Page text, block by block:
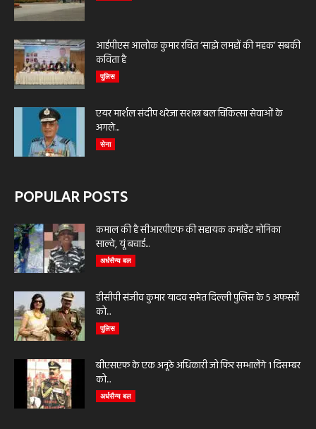
आईपीएस आलोक कुमार रचित ‘साझे लमहों की महक’ सबकी
कविता है
पुलिस
एयर मार्शल संदीप थरेजा सशस्त्र बल चिकित्सा सेवाओं के
अगले...
सेना
POPULAR POSTS
कमाल की है सीआरपीएफ की सहायक कमांडेंट मोनिका
साल्वे, यूं बचाई...
अर्धसैन्य बल
डीसीपी संजीव कुमार यादव समेत दिल्ली पुलिस के 5 अफसरों
को...
पुलिस
बीएसएफ के एक अनूठे अधिकारी जो फिर सम्भालेंगे 1 दिसम्बर
को...
अर्धसैन्य बल